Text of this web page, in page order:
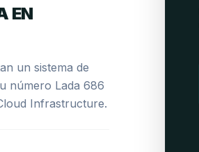
EN
un sistema de
número Lada 686
Infrastructure.